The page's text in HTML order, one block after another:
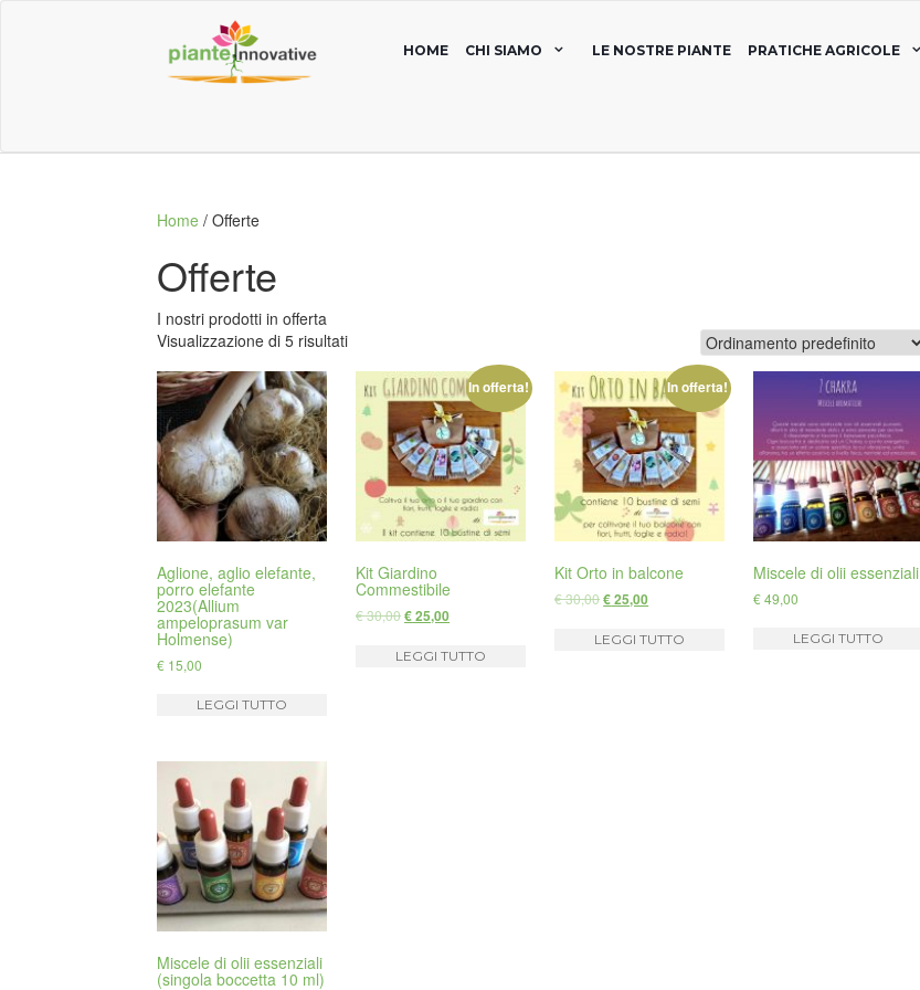
HOME CHI SIAMO LE NOSTRE PIANTE PRATICHE AGRICOLE
Home / Offerte
Offerte
I nostri prodotti in offerta
Visualizzazione di 5 risultati
Aglione, aglio elefante,
porro elefante
2023(Allium
ampeloprasum var
Holmense)
€ 15,00
LEGGI TUTTO
In offerta!
Kit Giardino
Commestibile
€30,00€25,00
LEGGI TUTTO
In offerta!
Kit Orto in balcone
€30,00€25,00
LEGGI TUTTO
Miscele di olii essenziali
€49,00
LEGGI TUTTO
Miscele di olii essenziali
(singola boccetta 10 ml)